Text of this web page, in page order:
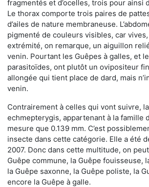
fragmentés et d’ocelles, trois pour ainsi
Le thorax comporte trois paires de
d’ailes de nature membraneuse.
pigmenté de couleurs visibles, car
extrémité, on remarque, un aiguillon
venin. Pourtant les Guêpes à galles, et
parasitoïdes, ont plutôt un ovipositeur
allongée qui tient place de dard, mais
venin.
Contrairement à celles qui vont suivre,
echmepterygis, appartenant à la famille
mesure que 0.139 mm. C’est
insecte dans cette catégorie. Elle a été
2007. Donc dans cette multitude, on
Guêpe commune, la Guêpe fouisseuse,
la Guêpe saxonne, la Guêpe poliste, la
encore la Guêpe à galle.